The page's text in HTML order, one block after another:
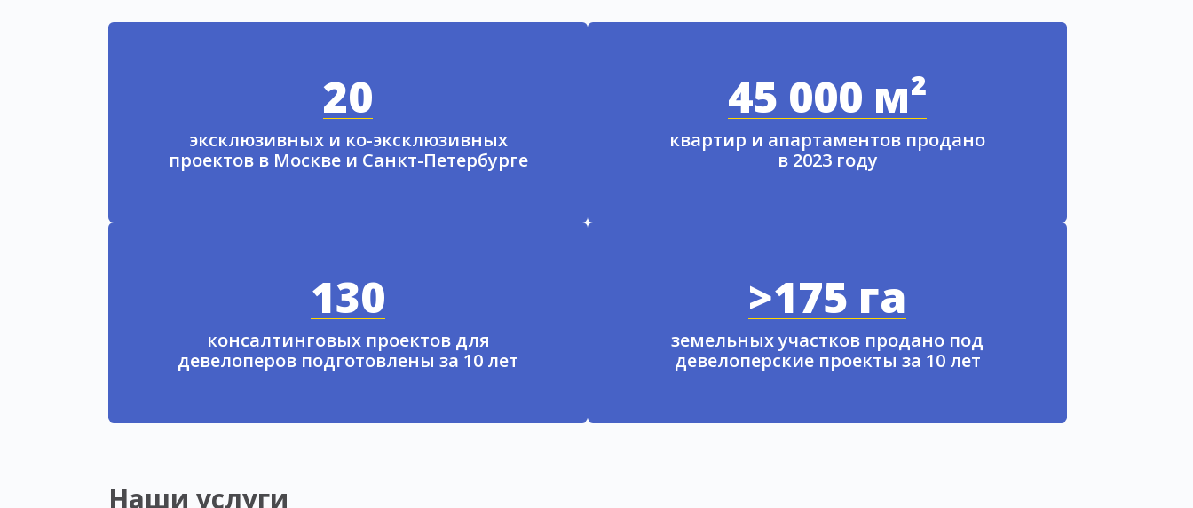
20
эксклюзивных и ко-эксклюзивных
проектов в Москве и Санкт-Петербурге
45 000 м²
квартир и апартаментов продано
в 2023 году
130
консалтинговых проектов для
девелоперов подготовлены за 10 лет
>175 га
земельных участков продано под
девелоперские проекты за 10 лет
Наши услуги